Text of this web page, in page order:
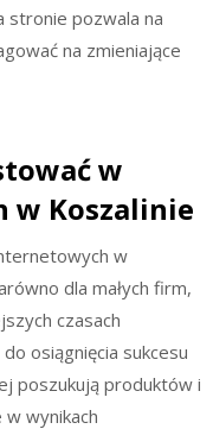
stronie pozwala na
na zmieniające
w
w Koszalinie
w
dla małych firm,
czasach
osiągnięcia sukcesu
poszukują produktów i
wynikach